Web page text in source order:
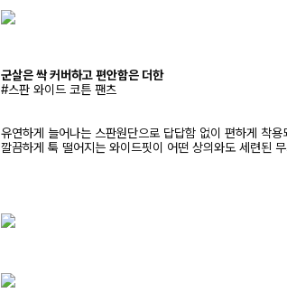
군살은 싹 커버하고 편안함은 더한
#스판 와이드 코튼 팬츠
유연하게 늘어나는 스판원단으로 답답함 없이 편하게 착용
깔끔하게 툭 떨어지는 와이드핏이 어떤 상의와도 세련된